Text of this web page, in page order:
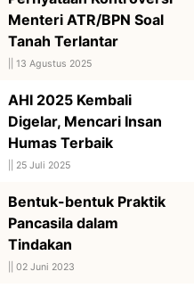
Menteri ATR/BPN Soal
Tanah Terlantar
13 Agustus 2025
AHI 2025 Kembali
Digelar, Mencari Insan
Humas Terbaik
25 Juli 2025
Bentuk-bentuk Praktik
Pancasila dalam
Tindakan
02 Juni 2023